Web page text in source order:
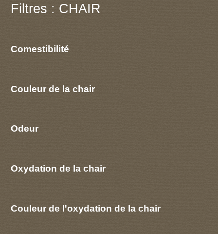
Filtres : CHAIR
Comestibilité
Couleur de la chair
Odeur
Oxydation de la chair
Couleur de l'oxydation de la chair